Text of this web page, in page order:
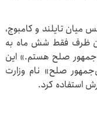
آتش‌بس میان تایلند و کامبوج،
ظرف فقط شش ماه به
صلح هستم.» این
صلح» نام وزارت
استفاده کرد.